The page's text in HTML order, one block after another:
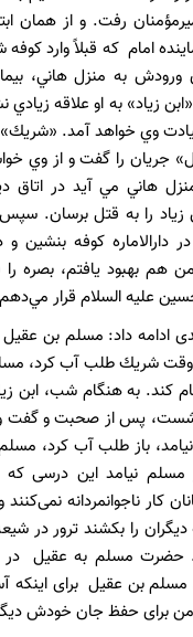
رفت. و از همان
امام كه قبلاً وارد كوفه
ورودش به منزل هاني،
زياد» به او علاقه زيادي
وي خواهد آمد. «شريك»
جريان را گفت و از وي
هاني مي آيد در اتاق
را به قتل برسان.
دارالاماره كوفه
هم بهبود يافتم، بصره
عليه السلام قرار
ادامه داد: مسلم بن
وقت شريك طلب آب كرد،
كند. به هنگام شب، ابن
پس از صحبت و گفت
باز طلب آب كرد،
مسلم نيامد این درسی
کار ناجوانمردانه
را بکشند ترور در
حضرت مسلم به عقیل در
بن عقیل برای اینکه
برای حفظ جان خودش